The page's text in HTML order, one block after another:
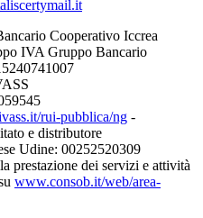
Cooperativo Iccrea
IVA Gruppo Bancario
rui-pubblica/ng -
e distributore
Udine: 00252520309
prestazione dei servizi e attività
www.consob.it/web/area-